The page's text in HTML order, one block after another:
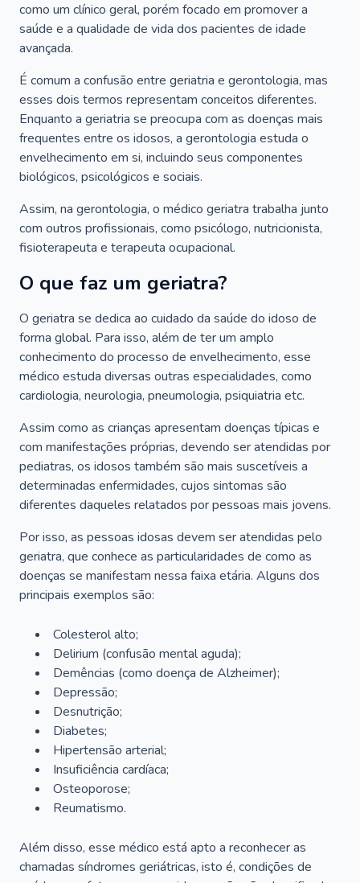
como um clínico geral, porém focado em promover a
saúde e a qualidade de vida dos pacientes de idade
avançada.
É comum a confusão entre geriatria e gerontologia, mas
esses dois termos representam conceitos diferentes.
Enquanto a geriatria se preocupa com as doenças mais
frequentes entre os idosos, a gerontologia estuda o
envelhecimento em si, incluindo seus componentes
biológicos, psicológicos e sociais.
Assim, na gerontologia, o médico geriatra trabalha junto
com outros profissionais, como psicólogo, nutricionista,
fisioterapeuta e terapeuta ocupacional.
O que faz um geriatra?
O geriatra se dedica ao cuidado da saúde do idoso de
forma global. Para isso, além de ter um amplo
conhecimento do processo de envelhecimento, esse
médico estuda diversas outras especialidades, como
cardiologia, neurologia, pneumologia, psiquiatria etc.
Assim como as crianças apresentam doenças típicas e
com manifestações próprias, devendo ser atendidas por
pediatras, os idosos também são mais suscetíveis a
determinadas enfermidades, cujos sintomas são
diferentes daqueles relatados por pessoas mais jovens.
Por isso, as pessoas idosas devem ser atendidas pelo
geriatra, que conhece as particularidades de como as
doenças se manifestam nessa faixa etária. Alguns dos
principais exemplos são:
Colesterol alto;
Delirium (confusão mental aguda);
Demências (como doença de Alzheimer);
Depressão;
Desnutrição;
Diabetes;
Hipertensão arterial;
Insuficiência cardíaca;
Osteoporose;
Reumatismo.
Além disso, esse médico está apto a reconhecer as
chamadas síndromes geriátricas, isto é, condições de